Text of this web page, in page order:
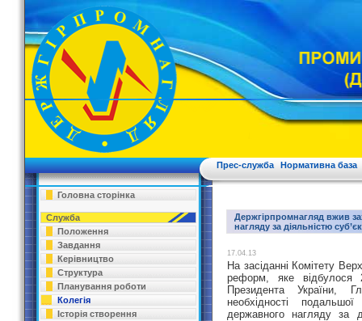
Прес-служба Нормативна база
Головна сторінка
Служба
Положення
Завдання
Керівництво
Структура
Планування роботи
Колегія
Історія створення
Держгірпромнагляд вжив
нагляду за діяльністю
17.04.13
На засіданні Комітету
реформ, яке відбулося
Президента України,
необхідності
державного нагляду за